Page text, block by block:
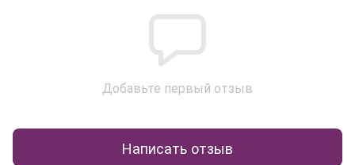
Добавьте первый отзыв
Написать отзыв